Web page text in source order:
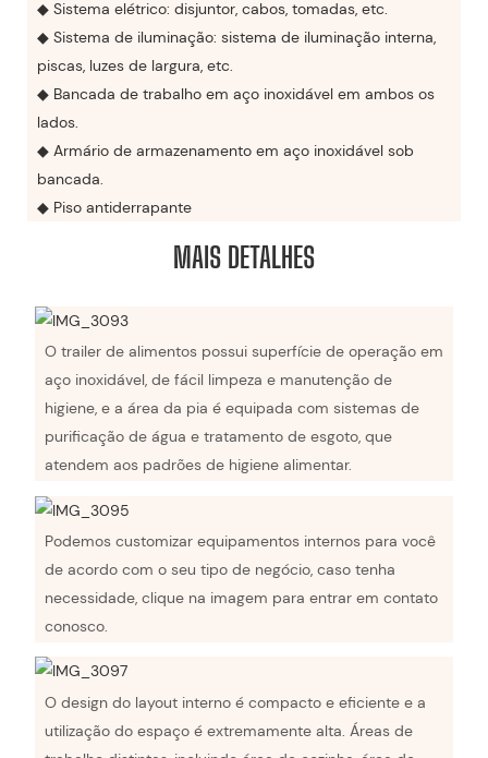
◆ Sistema elétrico: disjuntor, cabos, tomadas, etc.
◆ Sistema de iluminação: sistema de iluminação interna,
piscas, luzes de largura, etc.
◆ Bancada de trabalho em aço inoxidável em ambos os
lados.
◆ Armário de armazenamento em aço inoxidável sob
bancada.
◆ Piso antiderrapante
MAIS DETALHES
O trailer de alimentos possui superfície de operação em
aço inoxidável, de fácil limpeza e manutenção de
higiene, e a área da pia é equipada com sistemas de
purificação de água e tratamento de esgoto, que
atendem aos padrões de higiene alimentar.
Podemos customizar equipamentos internos para você
de acordo com o seu tipo de negócio, caso tenha
necessidade, clique na imagem para entrar em contato
conosco.
O design do layout interno é compacto e eficiente e a
utilização do espaço é extremamente alta. Áreas de